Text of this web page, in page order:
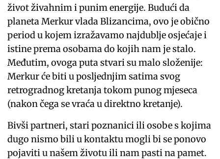
život živahnim i punim energije. Budući da
planeta Merkur vlada Blizancima, ovo je obično
period u kojem izražavamo najdublje osjećaje i
istine prema osobama do kojih nam je stalo.
Međutim, ovoga puta stvari su malo složenije:
Merkur će biti u posljednjim satima svog
retrogradnog kretanja tokom punog mjeseca
(nakon čega se vraća u direktno kretanje).
Bivši partneri, stari poznanici ili osobe s kojima
dugo nismo bili u kontaktu mogli bi se ponovo
pojaviti u našem životu ili nam pasti na pamet.